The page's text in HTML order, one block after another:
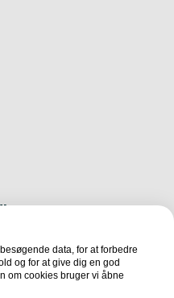
af
vil du her kunne finde ny
i Danmark.
revisorerklæring
data, for at forbedre
og for at give dig en god
om cookies bruger vi åbne